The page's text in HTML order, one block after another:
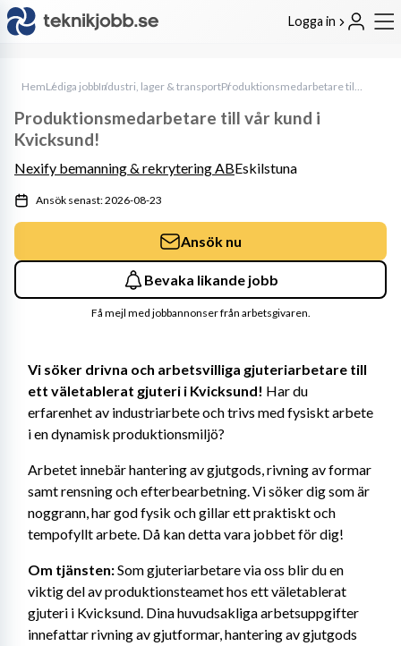
Logga in
HemLediga jobbIndustri, lager & transport Produktionsmedarbetare till vår kund i Kvicksund!
Vi söker drivna och arbetsvilliga gjuteriarbetare till
ett väletablerat gjuteri i Kvicksund! Har du
erfarenhet av industriarbete och trivs med fysiskt arbete
i en dynamisk produktionsmiljö?
Arbetet innebär hantering av gjutgods, rivning av formar
samt rensning och efterbearbetning. Vi söker dig som är
noggrann, har god fysik och gillar ett praktiskt och
tempofyllt arbete. Då kan detta vara jobbet för dig!
Om tjänsten: Som gjuteriarbetare via oss blir du en
viktig del av produktionsteamet hos ett väletablerat
gjuteri i Kvicksund. Dina huvudsakliga arbetsuppgifter
innefattar rivning av gjutformar, hantering av gjutgods
Produktionsmedarbetare till vår kund i
Kvicksund!
Nexify bemanning & rekrytering ABEskilstuna
Ansök senast: 2026-08-23
Ansök nu
Bevaka likande jobb
Få mejl med jobbannonser från arbetsgivaren.